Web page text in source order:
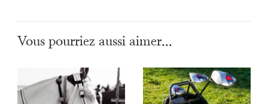
Vous pourriez aussi aimer...